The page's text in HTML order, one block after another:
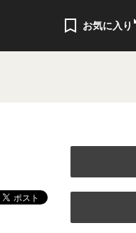
お気に入り